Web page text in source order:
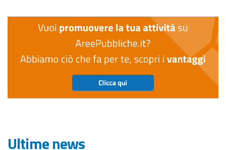
Ultime news